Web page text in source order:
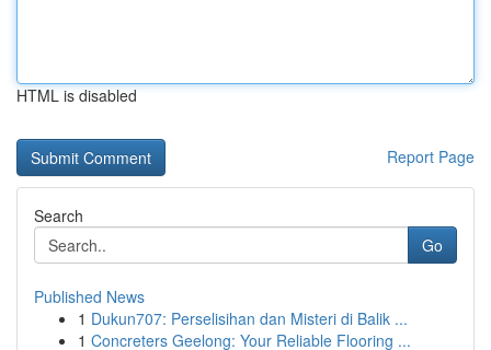
HTML is disabled
Report Page
Search
Go
Published News
1 Dukun707: Perselisihan dan Misteri di Balik ...
1 Concreters Geelong: Your Reliable Flooring ...